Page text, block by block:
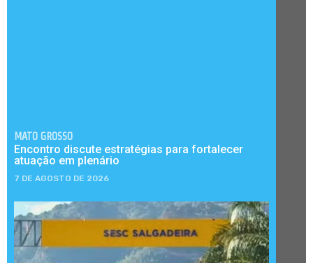
MATO GROSSO
Encontro discute estratégias para fortalecer
atuação em plenário
7 DE AGOSTO DE 2026